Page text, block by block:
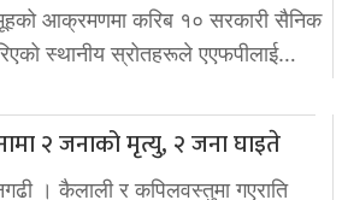
आक्रमणमा करिब १० सरकारी सैनिक
स्थानीय स्रोतहरूले एएफपीलाई…
२ जनाको मृत्यु, २ जना घाइते
। कैलाली र कपिलवस्तुमा गएराति